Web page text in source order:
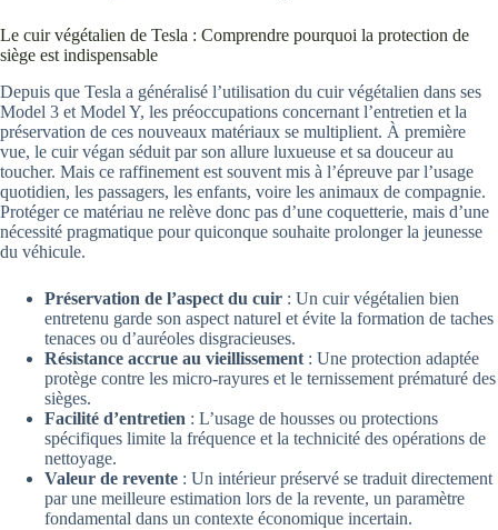
Le cuir végétalien de Tesla : Comprendre pourquoi la protection de
siège est indispensable
Depuis que Tesla a généralisé l’utilisation du cuir végétalien dans ses
Model 3 et Model Y, les préoccupations concernant l’entretien et la
préservation de ces nouveaux matériaux se multiplient. À première
vue, le cuir végan séduit par son allure luxueuse et sa douceur au
toucher. Mais ce raffinement est souvent mis à l’épreuve par l’usage
quotidien, les passagers, les enfants, voire les animaux de compagnie.
Protéger ce matériau ne relève donc pas d’une coquetterie, mais d’une
nécessité pragmatique pour quiconque souhaite prolonger la jeunesse
du véhicule.
Préservation de l’aspect du cuir : Un cuir végétalien bien
entretenu garde son aspect naturel et évite la formation de taches
tenaces ou d’auréoles disgracieuses.
Résistance accrue au vieillissement : Une protection adaptée
protège contre les micro-rayures et le ternissement prématuré des
sièges.
Facilité d’entretien : L’usage de housses ou protections
spécifiques limite la fréquence et la technicité des opérations de
nettoyage.
Valeur de revente : Un intérieur préservé se traduit directement
par une meilleure estimation lors de la revente, un paramètre
fondamental dans un contexte économique incertain.